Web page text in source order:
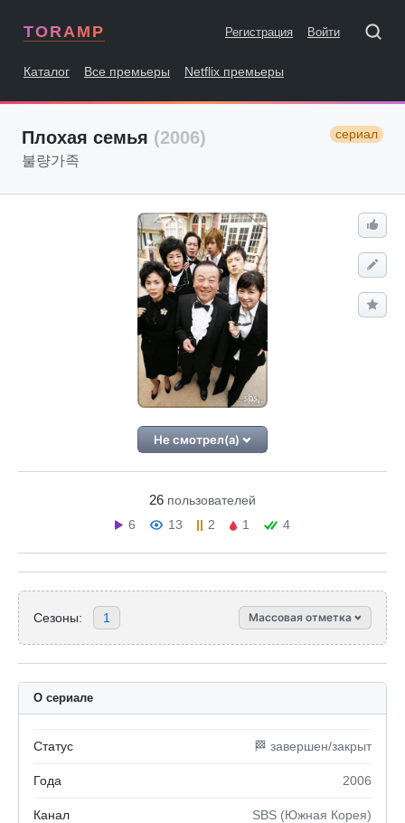
TORAMP Регистрация Войти
Каталог Все премьеры Netflix премьеры
Плохая семья (2006) сериал
불량가족
Не смотрел(а)
26 пользователей
6
13 2 1 4
Сезоны: 1 Массовая отметка
О сериале
Статус 🏁 завершен/закрыт
Года 2006
Канал SBS (Южная Корея)